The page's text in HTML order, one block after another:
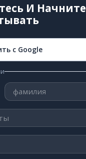
И Начните
с Google